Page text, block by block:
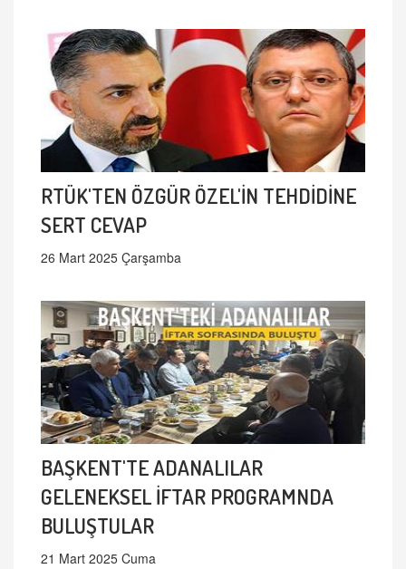
RTÜK'TEN ÖZGÜR ÖZEL'İN TEHDİDİNE
SERT CEVAP
26 Mart 2025 Çarşamba
BAŞKENT'TE ADANALILAR
GELENEKSEL İFTAR PROGRAMNDA
BULUŞTULAR
21 Mart 2025 Cuma